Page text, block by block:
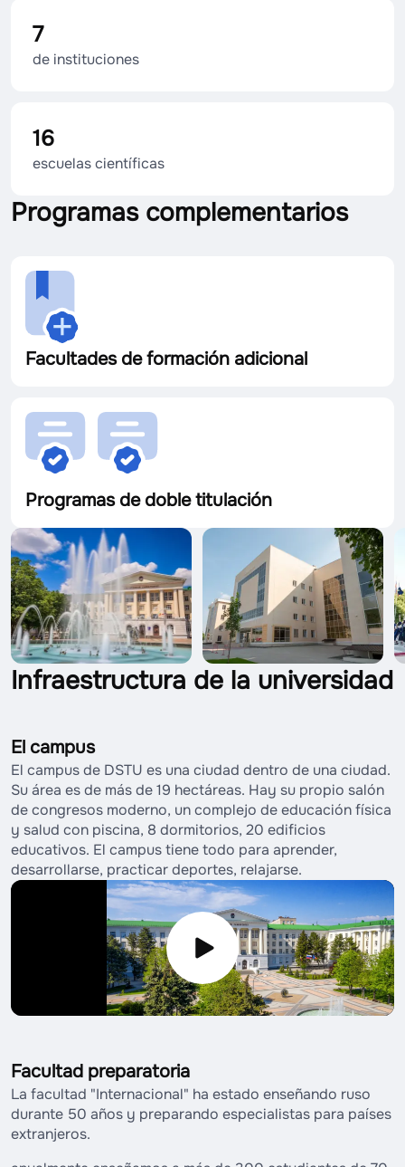
7
de instituciones
16
escuelas científicas
Programas complementarios
Facultades de formación adicional
Programas de doble titulación
Infraestructura de la universidad
El campus
El campus de DSTU es una ciudad dentro de una ciudad.
Su área es de más de 19 hectáreas. Hay su propio salón
de congresos moderno, un complejo de educación física
y salud con piscina, 8 dormitorios, 20 edificios
educativos. El campus tiene todo para aprender,
desarrollarse, practicar deportes, relajarse.
Facultad preparatoria
La facultad "Internacional" ha estado enseñando ruso
durante 50 años y preparando especialistas para países
extranjeros.